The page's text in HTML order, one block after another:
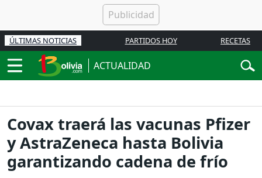
ÚLTIMAS NOTICIAS PARTIDOS HOY RECETAS
ACTUALIDAD
Covax traerá las vacunas Pfizer
y AstraZeneca hasta Bolivia
garantizando cadena de frío